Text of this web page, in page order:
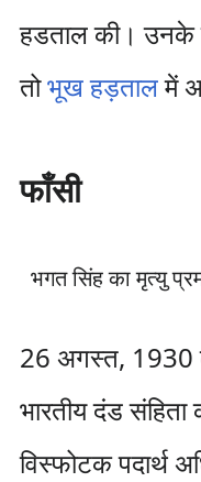
हडताल की। उनके
तोभूख हड़तालमें
फाँसी
भगत सिंह का मृत्यु
26 अगस्त, 1930
भारतीय दंड
विस्फोटक पदार्थ